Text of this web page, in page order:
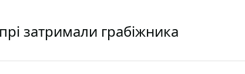
затримали грабіжника